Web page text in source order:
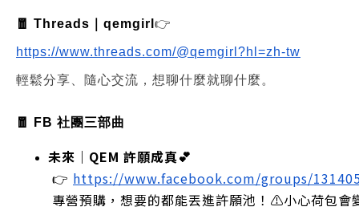
🧧 Threads｜qemgirl 👉
https://www.threads.com/@qemgirl?hl=zh-tw
輕鬆分享、隨心交流，想聊什麼就聊什麼。
🧧 FB 社團三部曲
未來｜QEM 許願成真💕
👉 https://www.facebook.com/groups/
專營預購，想要的都能丟進許願池！⚠️小心荷包會